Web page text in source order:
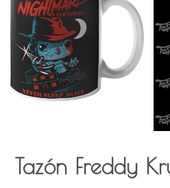
Tazón Freddy